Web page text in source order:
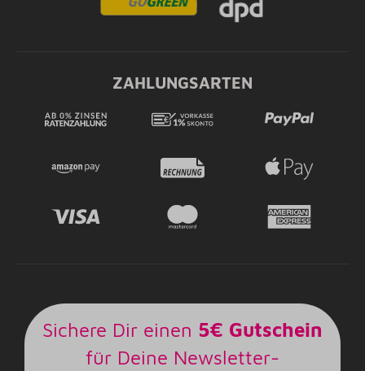
ZAHLUNGSARTEN
Sichere Dir einen 5€ Gutschein
für Deine Newsletter-